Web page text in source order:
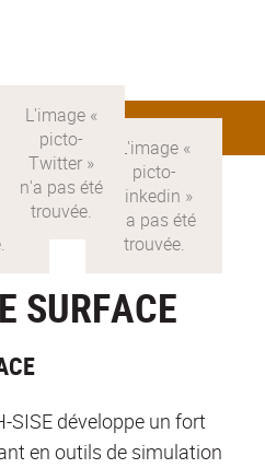
SISE Version française
SURFACE
SISE développe un fort
en outils de simulation